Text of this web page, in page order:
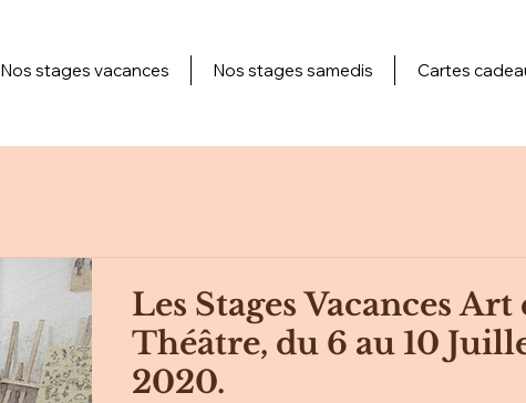
Nos stages vacances Nos stages samedis Cartes
Les Stages Vacances Art
Théâtre, du 6 au 10
2020.